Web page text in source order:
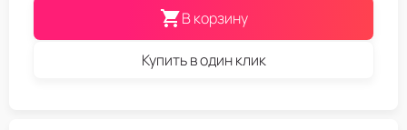
В корзину
Купить в один клик